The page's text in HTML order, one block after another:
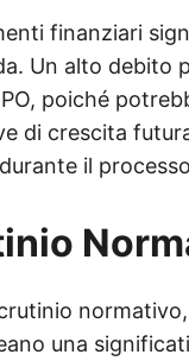
finanziari
Un alto debito
poiché
di crescita
il
una